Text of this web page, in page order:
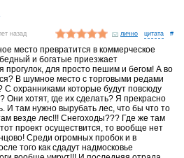
назад лично #
место превратится в коммерческое
и богатые приезжает
прогулок, для просто пешим и бегом! А во
В шумное место с торговыми редами
С охранниками которые будут повсюду
Они хотят, где их сделать? Я прекрасно
И там нужно вырубать лес, что бы что то
везде лес!!! Снегоходы??? Где же там
проект осуществится, то вообще нет
Среди огромных пробок и в
того как сдадут надмосковье